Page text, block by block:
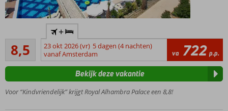
Direct aan
privéstrand
5 à-la-
carterestaurants
Eigen
Funfair
8,5
Aanrader
27
beoordelingen
+
23 okt 2026 (vr) 5 dagen (4 nachten)
vanaf Amsterdam
va 722 p.p.
Voor “Kindvriendelijk” krijgt Royal Alhambra Palace een 8,8!
Bekijk deze vakantie